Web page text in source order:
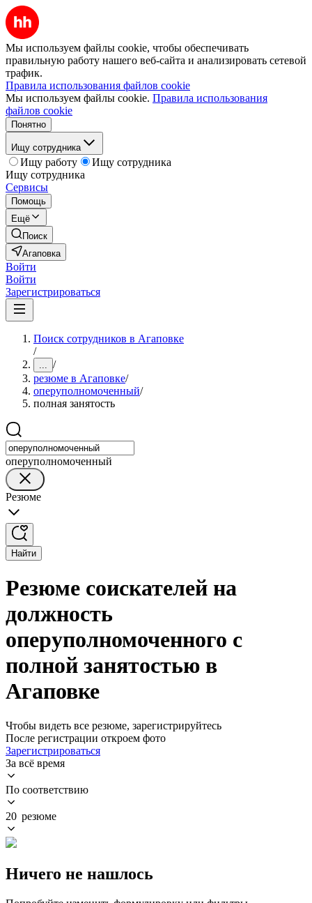
Мы используем файлы cookie, чтобы обеспечивать
правильную работу нашего веб-сайта и анализировать сетевой
трафик.
Правила использования файлов cookie
Мы используем файлы cookie. Правила использования
файлов cookie
Понятно
Ищу сотрудника
Ищу работу
Ищу сотрудника
Ищу сотрудника
Сервисы
Помощь
Ещё
Поиск
Агаповка
Войти
Войти
Зарегистрироваться
Поиск сотрудников в Агаповке
/
... /
резюме в Агаповке/
оперуполномоченный/
полная занятость
оперуполномоченный
Резюме
Найти
Резюме соискателей на
должность
оперуполномоченного с
полной занятостью в
Агаповке
Чтобы видеть все резюме, зарегистрируйтесь
После регистрации откроем фото
Зарегистрироваться
За всё время
По соответствию
20 резюме
Ничего не нашлось